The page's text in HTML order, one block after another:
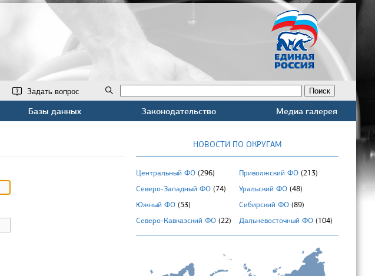
Задать вопрос
Базы данных Законодательство Медиа галерея
НОВОСТИ ПО ОКРУГАМ
Центральный ФО (296) Приволжский ФО (213)
Северо-Западный ФО (74) Уральский ФО (48)
Южный ФО (53) Сибирский ФО (89)
Северо-Кавказский ФО (22) Дальневосточный ФО (104)